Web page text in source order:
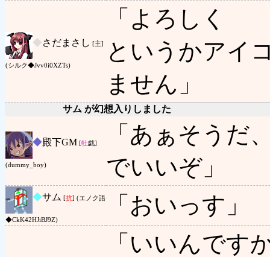
◆さだまさし [主]
(シルク◆Jvv0i0XZTs)
「よろしく
というかアイ
ません」
サム が幻想入りしました
◆殿下GM [牡戯]
(dummy_boy)
「あぁそうだ
でいいぞ」
◆サム [抗] (エノク語
◆CkK42HJiBJ9Z)
「おいっす」
「いいんです